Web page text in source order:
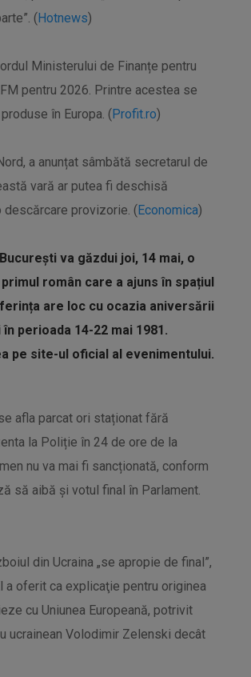
(Hotnews)
Ministerului de Finanțe pentru
pentru 2026. Printre acestea se
în Europa. (Profit.ro)
a anunțat sâmbătă secretarul de
vară ar putea fi deschisă
descărcare provizorie. (Economica)
va găzdui joi, 14 mai, o
român care a ajuns în spațiul
are loc cu ocazia aniversării
perioada 14-22 mai 1981.
pe site-ul oficial al evenimentului.
afla parcat ori staționat fără
la Poliție în 24 de ore de la
nu va mai fi sancționată, conform
să aibă și votul final în Parlament.
din Ucraina „se apropie de final”,
a oferit ca explicaţie pentru originea
cu Uniunea Europeană, potrivit
ucrainean Volodimir Zelenski decât